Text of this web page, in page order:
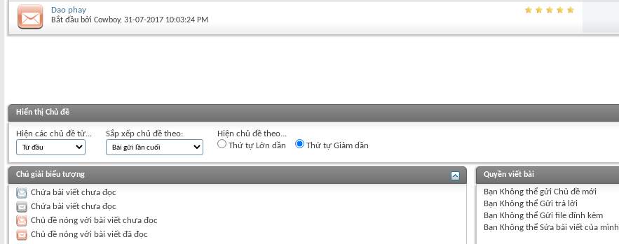
Dao phay
Bắt đầu bởi Cowboy‎, 31-07-2017 10:03:24 PM
Hiển thị Chủ đề
Hiện các chủ đề từ... Sắp xếp chủ đề theo:
Hiện chủ đề theo...
Thứ tự Lớn dần
Thứ tự Giảm dần
Chú giải biểu tượng
Chứa bài viết chưa đọc
Chứa bài viết chưa đọc
Chủ đề nóng với bài viết chưa đọc
Chủ đề nóng với bài viết đã đọc
Quyền viết bài
Bạn Không thểgửi Chủ đề mới
Bạn Không thểGửi trả lời
Bạn Không thểGửi file đính kèm
Bạn Không thểSửa bài viết của mình